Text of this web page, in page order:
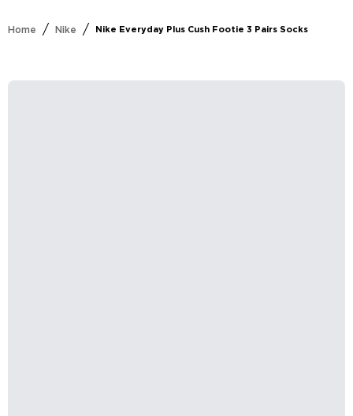
Home / Nike / Nike Everyday Plus Cush Footie 3 Pairs Socks